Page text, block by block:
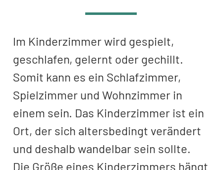
Im Kinderzimmer wird gespielt,
geschlafen, gelernt oder gechillt.
Somit kann es ein Schlafzimmer,
Spielzimmer und Wohnzimmer in
einem sein. Das Kinderzimmer ist ein
Ort, der sich altersbedingt verändert
und deshalb wandelbar sein sollte.
Die Größe eines Kinderzimmers hängt